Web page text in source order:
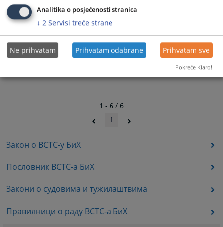
Закон о ВСТС-у БиХ
Пословник ВСТС-а БиХ
Закони о судовима и тужилаштвима
Правилници о раду ВСТС-а БиХ
1 - 6 / 6
1
Analitika o posjećenosti stranica
↓ 2 Servisi treće strane
Ne prihvatam Prihvatam odabrane Prihvatam sve
Pokreće Klaro!